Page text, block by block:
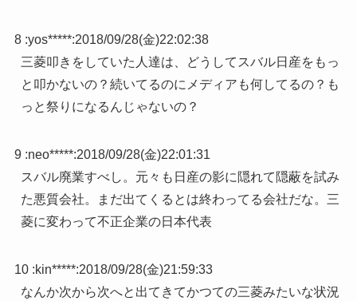
8 :yos*****:2018/09/28(金)22:02:38
三菱叩きをしていた人達は、どうしてスバル日産をもっ
と叩かないの？続いてるのにメディアも何してるの？も
っと祭りになるんじゃないの？
9 :neo*****:2018/09/28(金)22:01:31
スバル廃業すべし。元々も日産の影に隠れて隠蔽を試み
た悪質会社。まだ出てくるとは終わってる会社だな。三
菱に変わって不正企業の日本代表
10 :kin*****:2018/09/28(金)21:59:33
なんか次から次へと出てきてかつての三菱みたいな状況